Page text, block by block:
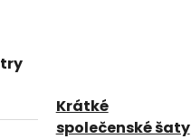
Krátké
společenské šaty